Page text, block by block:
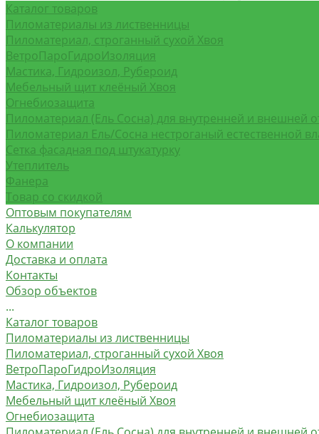
Каталог товаров
Пиломатериалы из лиственницы
Пиломатериал, строганный сухой Хвоя
ВетроПароГидроИзоляция
Мастика, Гидроизол, Рубероид
Мебельный щит клеёный Хвоя
Огнебиозащита
Пиломатериал (Ель Сосна) для внутренней и внешней
Пиломатериал Ель/Сосна нестроганый естественной
Сетка фасадная под штукатурку
Утеплитель
Фанера
Товар со скидкой
Оптовым покупателям
Калькулятор
О компании
Доставка и оплата
Контакты
Обзор объектов
...
Каталог товаров
Пиломатериалы из лиственницы
Пиломатериал, строганный сухой Хвоя
ВетроПароГидроИзоляция
Мастика, Гидроизол, Рубероид
Мебельный щит клеёный Хвоя
Огнебиозащита